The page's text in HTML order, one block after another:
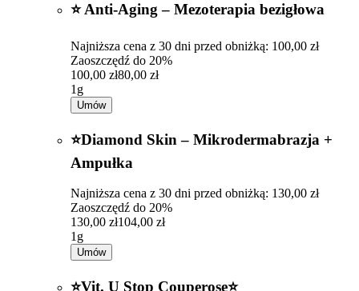
⭐ Anti-Aging – Mezoterapia bezigłowa
Najniższa cena z 30 dni przed obniżką: 100,00 zł
Zaoszczędź do 20%
100,00 zł80,00 zł
1g
Umów
⭐️Diamond Skin – Mikrodermabrazja +
Ampułka
Najniższa cena z 30 dni przed obniżką: 130,00 zł
Zaoszczędź do 20%
130,00 zł104,00 zł
1g
Umów
⭐️Vit. U Stop Couperose⭐️